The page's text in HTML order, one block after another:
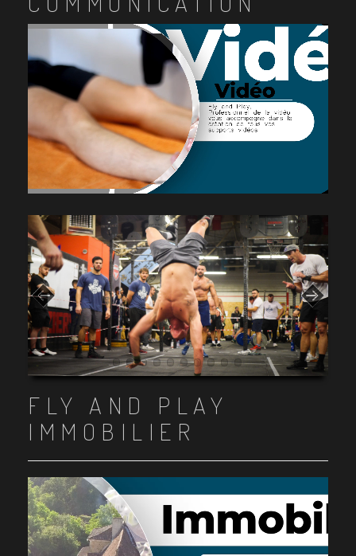
Item 1
Item 2
Item 3
Item 4
Item 5
Item 6
Item 7
Item 8
Item 9
Item 10
FLY AND PLAY
IMMOBILIER